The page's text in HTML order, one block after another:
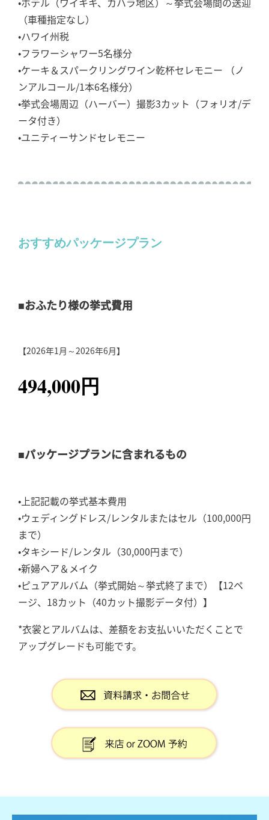
（車種指定なし）
•ハワイ州税
•フラワーシャワー5名様分
•ケーキ＆スパークリングワイン乾杯セレモニー （ノ
ンアルコール/1本6名様分）
•挙式会場周辺（ハーバー）撮影3カット（フォリオ/デ
ータ付き）
•ユニティーサンドセレモニー
おすすめパッケージプラン
■おふたり様の挙式費用
【2026年1月～2026年6月】
494,000円
■パッケージプランに含まれるもの
•上記記載の挙式基本費用
•ウェディングドレス/レンタルまたはセル（100,000円
まで）
•タキシード/レンタル（30,000円まで）
•新婦ヘア＆メイク
•ピュアアルバム（挙式開始～挙式終了まで）【12ペ
ージ、18カット（40カット撮影データ付）】
*衣裳とアルバムは、差額をお支払いいただくことで
アップグレードも可能です。